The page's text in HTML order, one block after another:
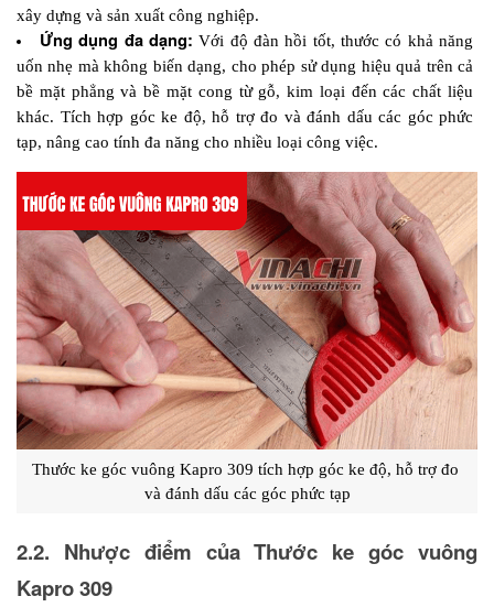
xây dựng và sản xuất công nghiệp.
Ứng dụng đa dạng: Với độ đàn hồi tốt, thước có khả năng
uốn nhẹ mà không biến dạng, cho phép sử dụng hiệu quả trên cả
bề mặt phẳng và bề mặt cong từ gỗ, kim loại đến các chất liệu
khác. Tích hợp góc ke độ, hỗ trợ đo và đánh dấu các góc phức
tạp, nâng cao tính đa năng cho nhiều loại công việc.
Thước ke góc vuông Kapro 309 tích hợp góc ke độ, hỗ trợ đo
và đánh dấu các góc phức tạp
2.2. Nhược điểm của Thước ke góc vuông
Kapro 309